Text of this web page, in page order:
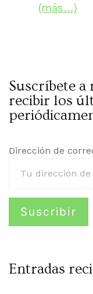
(más…)
Suscríbete
recibir los
Dirección de
Entradas